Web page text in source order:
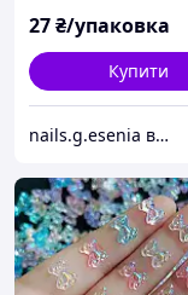
27₴/упаковка
Купити
nails.g.esenia все для манікюру